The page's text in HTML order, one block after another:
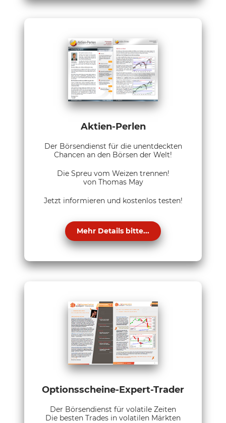
Aktien-Perlen
Der Börsendienst für die unentdeckten
Chancen an den Börsen der Welt!
Die Spreu vom Weizen trennen!
von Thomas May
Jetzt informieren und kostenlos testen!
Mehr Details bitte...
Optionsscheine-Expert-Trader
Der Börsendienst für volatile Zeiten
Die besten Trades in volatilen Märkten